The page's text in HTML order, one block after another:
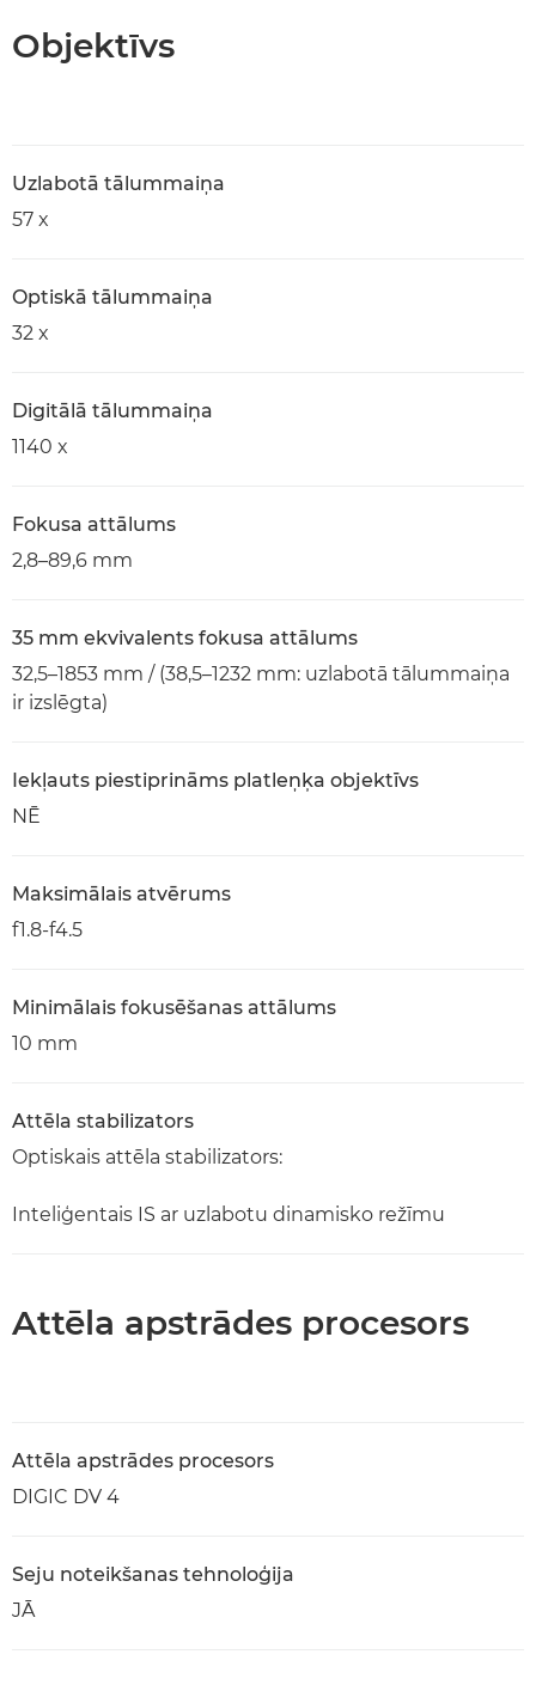
Objektīvs
Uzlabotā tālummaiņa
57 x
Optiskā tālummaiņa
32 x
Digitālā tālummaiņa
1140 x
Fokusa attālums
2,8–89,6 mm
35 mm ekvivalents fokusa attālums
32,5–1853 mm / (38,5–1232 mm: uzlabotā tālummaiņa
ir izslēgta)
Iekļauts piestiprināms platleņķa objektīvs
NĒ
Maksimālais atvērums
f1.8-f4.5
Minimālais fokusēšanas attālums
10 mm
Attēla stabilizators
Optiskais attēla stabilizators:
Inteliģentais IS ar uzlabotu dinamisko režīmu
Attēla apstrādes procesors
Attēla apstrādes procesors
DIGIC DV 4
Seju noteikšanas tehnoloģija
JĀ